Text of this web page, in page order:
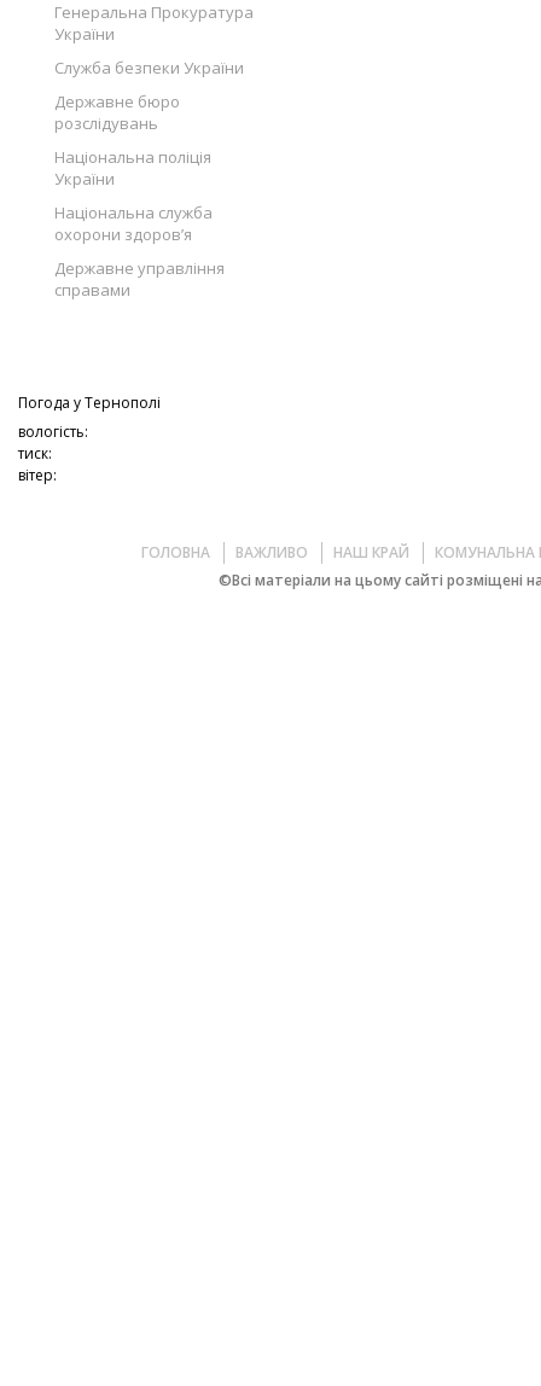
Генеральна Прокуратура
України
Служба безпеки України
Державне бюро
розслідувань
Національна поліція
України
Національна служба
охорони здоров’я
Державне управління
справами
Погода уТернополі
вологість:
тиск:
вітер:
ГОЛОВНА ВАЖЛИВО НАШ КРАЙ
КОМУНАЛЬНА
©Всі матеріали на цьому сайті розміщені